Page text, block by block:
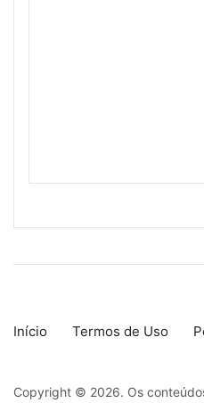
Início Termos de Uso
Copyright © 2026. Os